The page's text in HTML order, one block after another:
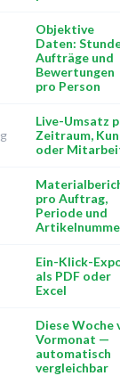
Objektive
Daten:
Aufträge und
Bewertungen
pro Person
Live-Umsatz
Zeitraum,
oder
pro Auftrag,
Periode und
Ein-Klick-
als PDF oder
Excel
Diese Woche
Vormonat —
automatisch
vergleichbar